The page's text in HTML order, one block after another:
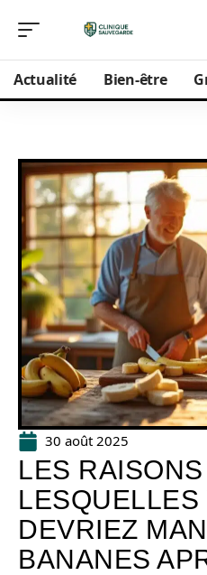
Actualité Bien-être
30 août 2025
LES
LESQUELLES
DEVRIEZ
BANANES